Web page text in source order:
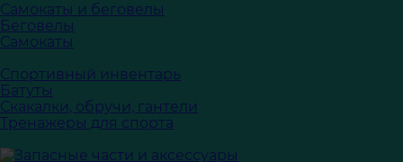
Самокаты и беговелы
Беговелы
Самокаты
Спортивный инвентарь
Батуты
Скакалки, обручи, гантели
Тренажеры для спорта